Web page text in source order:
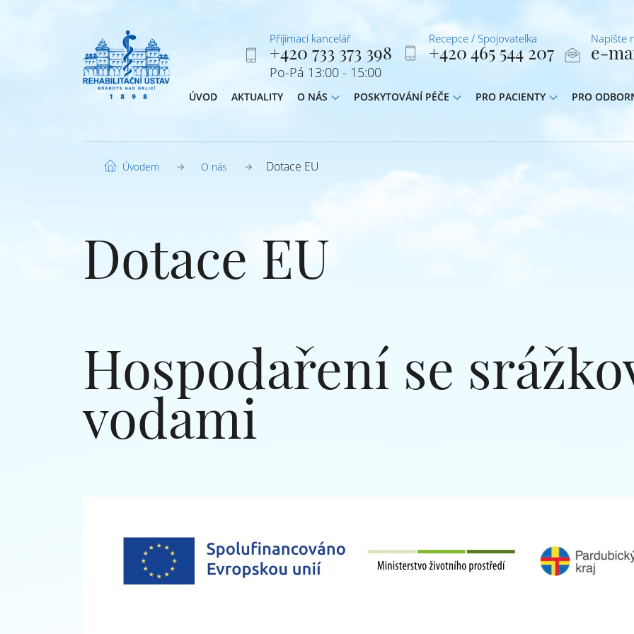
Přijímací kancelář
+420 733 373 398
Po-Pá 13:00 - 15:00
Recepce / Spojovatelka
+420 465 544 207
Napište
e-
ÚVOD AKTUALITY O NÁS POSKYTOVÁNÍ PÉČE PRO PACIENTY PRO
Úvodem O nás Dotace EU
Dotace EU
Hospodaření se
vodami